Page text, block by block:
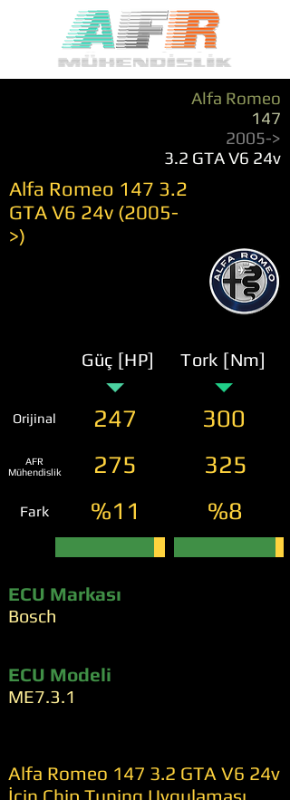
Alfa Romeo
147
2005->
3.2 GTA V6 24v
Alfa Romeo 147 3.2
GTA V6 24v (2005-
>)
Güç [HP] Tork [Nm]
Orijinal 247 300
AFR
Mühendislik
275 325
Fark %11 %8
ECU Markası
Bosch
ECU Modeli
ME7.3.1
Alfa Romeo 147 3.2 GTA V6 24v